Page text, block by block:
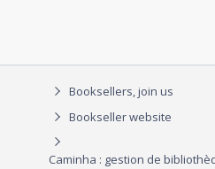
Booksellers, join us
Bookseller website
Caminha : gestion de